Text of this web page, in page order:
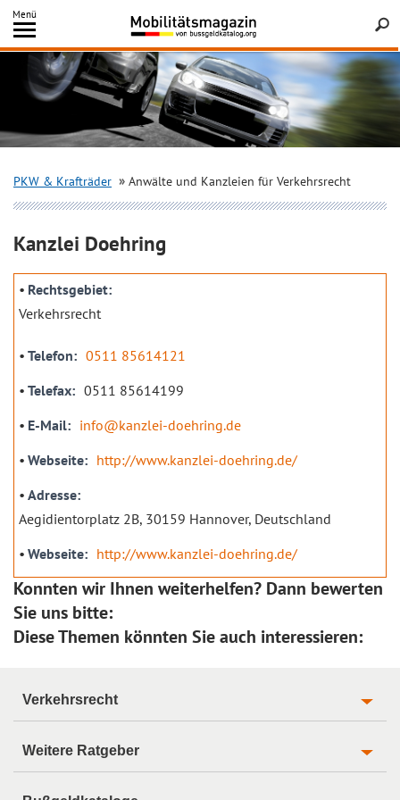
Inhalt
springen
Menü
Search
PKW & Krafträder Anwälte und Kanzleien für Verkehrsrecht
Kanzlei Doehring
Rechtsgebiet
Verkehrsrecht
Telefon
0511 85614121
Telefax
0511 85614199
E-Mail
info@kanzlei-doehring.de
Webseite
http://www.kanzlei-doehring.de/
Adresse
Aegidientorplatz 2B, 30159 Hannover, Deutschland
Webseite
http://www.kanzlei-doehring.de/
Konnten wir Ihnen weiterhelfen? Dann bewerten
Sie uns bitte:
Diese Themen könnten Sie auch interessieren:
Verkehrsrecht
Weitere Ratgeber